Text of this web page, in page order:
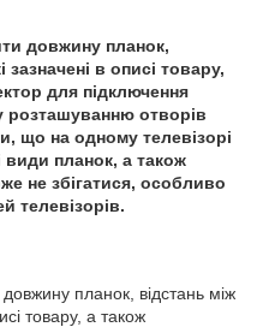
довжину планок,
зазначені в описі товару,
для підключення
розташуванню отворів
що на одному телевізорі
види планок, а також
не збігатися, особливо
телевізорів.
планок, відстань між
товару, а також